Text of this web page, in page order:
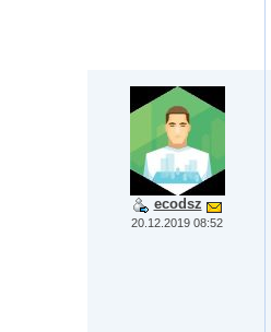
ecodsz
20.12.2019 08:52